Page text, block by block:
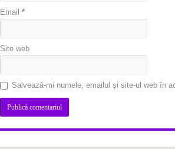
Email *
Site web
Salvează-mi numele, emailul și site-ul web în